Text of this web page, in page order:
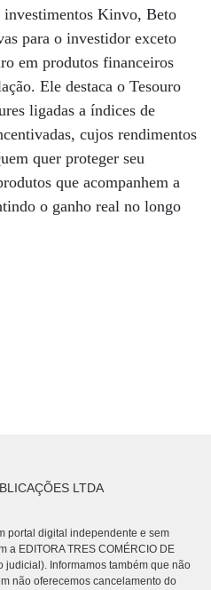
Kinvo, Beto
para o investidor exceto
em produtos financeiros
Ele destaca o Tesouro
ligadas a índices de
cujos rendimentos
quer proteger seu
que acompanhem a
o ganho real no longo
LTDA
portal digital independente e sem
a EDITORA TRES COMÉRCIO DE
judicial). Informamos também que não
não oferecemos cancelamento do